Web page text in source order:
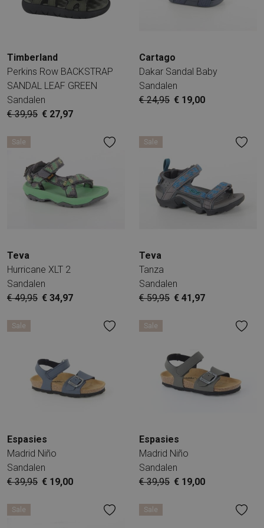
Timberland
Perkins Row BACKSTRAP
SANDAL LEAF GREEN
Sandalen
€ 39,95 € 27,97
Cartago
Dakar Sandal Baby
Sandalen
€ 24,95 € 19,00
Sale
Teva
Hurricane XLT 2
Sandalen
€ 49,95 € 34,97
Sale
Teva
Tanza
Sandalen
€ 59,95 € 41,97
Sale
Espasies
Madrid Niño
Sandalen
€ 39,95 € 19,00
Sale
Espasies
Madrid Niño
Sandalen
€ 39,95 € 19,00
Sale Sale